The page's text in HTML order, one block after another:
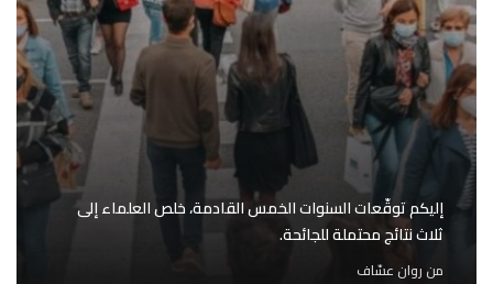
إليكم توقّعات السنوات الخمس القادمة، خلص العلماء إلى
ثلاث نتائج محتملة للجائحة.
من روان عسّاف